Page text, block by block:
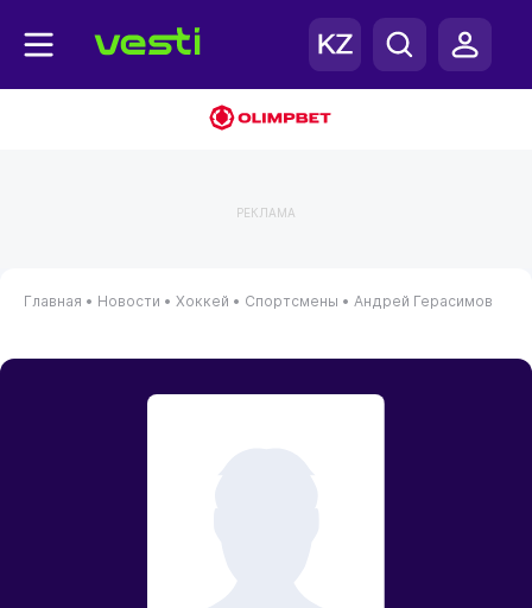
РЕКЛАМА
Главная • Новости • Хоккей • Спортсмены • Андрей Герасимов